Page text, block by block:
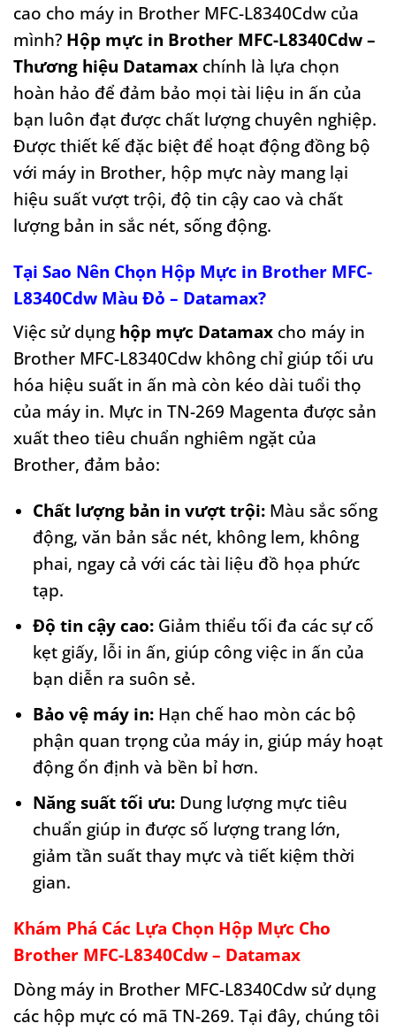
cao cho máy in Brother MFC-L8340Cdw của
mình? Hộp mực in Brother MFC-L8340Cdw –
Thương hiệu Datamax chính là lựa chọn
hoàn hảo để đảm bảo mọi tài liệu in ấn của
bạn luôn đạt được chất lượng chuyên nghiệp.
Được thiết kế đặc biệt để hoạt động đồng bộ
với máy in Brother, hộp mực này mang lại
hiệu suất vượt trội, độ tin cậy cao và chất
lượng bản in sắc nét, sống động.
Tại Sao Nên Chọn Hộp Mực in Brother MFC-
L8340Cdw Màu Đỏ – Datamax?
Việc sử dụng hộp mực Datamax cho máy in
Brother MFC-L8340Cdw không chỉ giúp tối ưu
hóa hiệu suất in ấn mà còn kéo dài tuổi thọ
của máy in. Mực in TN-269 Magenta được sản
xuất theo tiêu chuẩn nghiêm ngặt của
Brother, đảm bảo:
Chất lượng bản in vượt trội:Màu sắc sống
động, văn bản sắc nét, không lem, không
phai, ngay cả với các tài liệu đồ họa phức
tạp.
Độ tin cậy cao:Giảm thiểu tối đa các sự cố
kẹt giấy, lỗi in ấn, giúp công việc in ấn của
bạn diễn ra suôn sẻ.
Bảo vệ máy in:Hạn chế hao mòn các bộ
phận quan trọng của máy in, giúp máy hoạt
động ổn định và bền bỉ hơn.
Năng suất tối ưu:Dung lượng mực tiêu
chuẩn giúp in được số lượng trang lớn,
giảm tần suất thay mực và tiết kiệm thời
gian.
Khám Phá Các Lựa Chọn Hộp Mực Cho
Brother MFC-L8340Cdw – Datamax
Dòng máy in Brother MFC-L8340Cdw sử dụng
các hộp mực có mã TN-269. Tại đây, chúng tôi